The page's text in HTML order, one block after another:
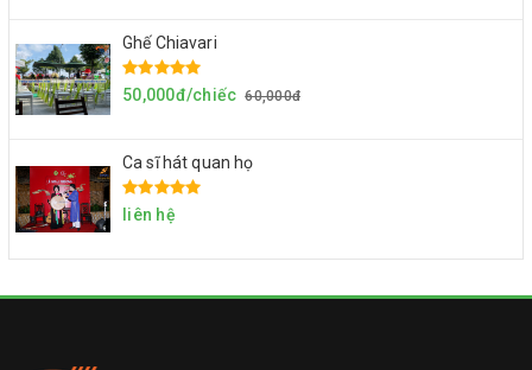
Ghế Chiavari
50,000đ/chiếc 60,000đ
Ca sĩ hát quan họ
liên hệ